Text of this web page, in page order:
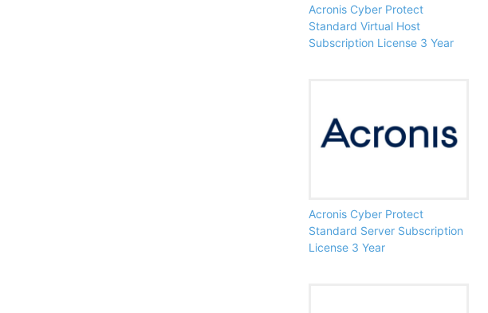
Acronis Cyber Protect
Standard Virtual Host
Subscription License 3 Year
Acronis Cyber Protect
Standard Server Subscription
License 3 Year